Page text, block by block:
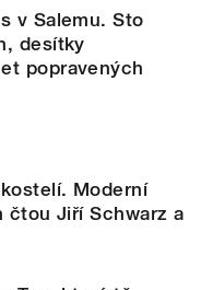
v Salemu. Sto
desítky
popravených
Moderní
čtou Jiří Schwarz a